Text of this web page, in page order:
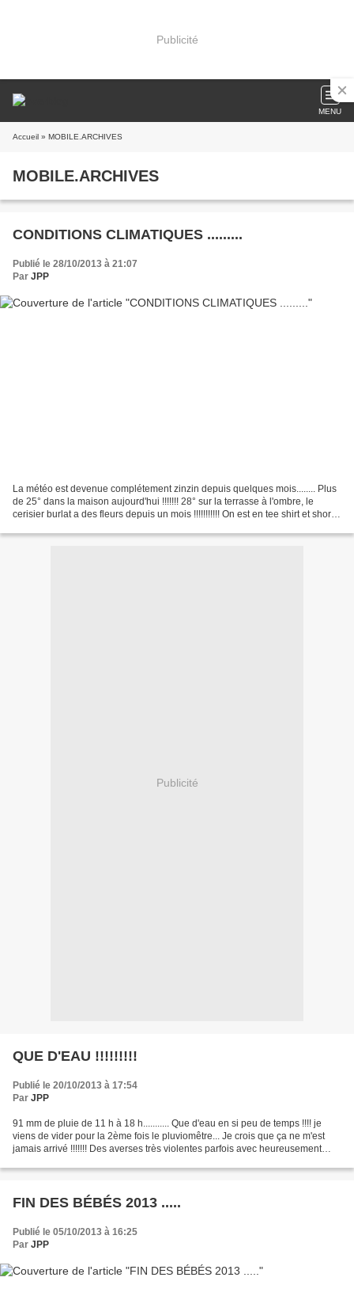
Publicité
MENU
Accueil » MOBILE.ARCHIVES
MOBILE.ARCHIVES
CONDITIONS CLIMATIQUES .........
Publié le 28/10/2013 à 21:07
Par JPP
La météo est devenue complétement zinzin depuis quelques mois........ Plus
de 25° dans la maison aujourd'hui !!!!!!! 28° sur la terrasse à l'ombre, le
cerisier burlat a des fleurs depuis un mois !!!!!!!!!!! On est en tee shirt et short
Publicité
QUE D'EAU !!!!!!!!!
Publié le 20/10/2013 à 17:54
Par JPP
91 mm de pluie de 11 h à 18 h........... Que d'eau en si peu de temps !!!! je
viens de vider pour la 2ème fois le pluviomêtre... Je crois que ça ne m'est
jamais arrivé !!!!!!! Des averses très violentes parfois avec heureusement
FIN DES BÉBÉS 2013 .....
Publié le 05/10/2013 à 16:25
Par JPP